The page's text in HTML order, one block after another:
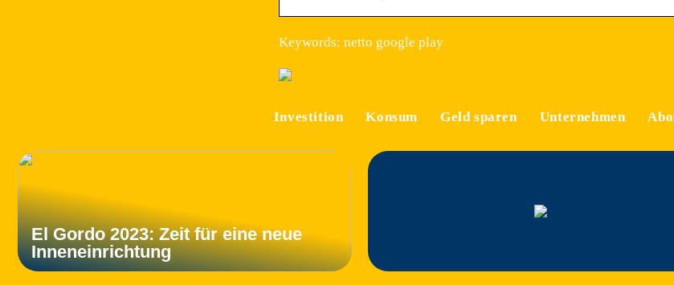
Keywords: netto google play
Investition Konsum Geld sparen Unternehmen
El Gordo 2023: Zeit für eine neue
Inneneinrichtung